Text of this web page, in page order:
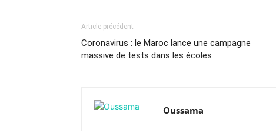
Article précédent
Coronavirus : le Maroc lance une campagne
massive de tests dans les écoles
Oussama